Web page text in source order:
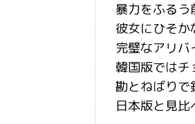
暴力をふるう
彼女にひそか
完璧なアリ
韓国版ではチ
勘とねばりで
日本版と見比